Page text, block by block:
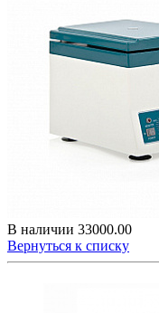
В наличии 33000.00
Вернуться к списку